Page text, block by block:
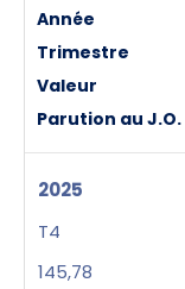
Année
Trimestre
Valeur
Parution au J.O.
2025
T4
145,78